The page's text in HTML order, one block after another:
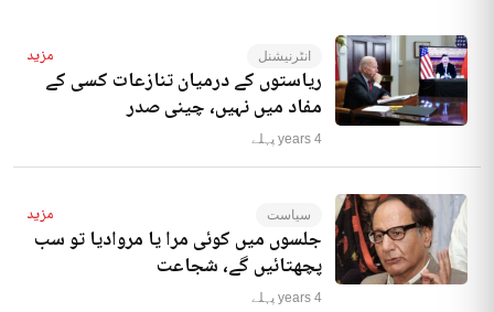
انٹرنیشنل مزید
ریاستوں کے درمیان تنازعات کسی کے
مفاد میں نہیں، چینی صدر
4 years پہلے
سیاست مزید
جلسوں میں کوئی مرا یا مروادیا تو سب
پچھتائیں گے، شجاعت
4 years پہلے